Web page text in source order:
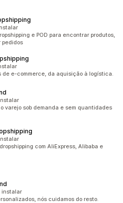
e POD para encontrar produtos,
pedidos
de e-commerce, da aquisição à logística.
varejo sob demanda e sem quantidades
com AliExpress, Alibaba e
instalar
nós cuidamos do resto.